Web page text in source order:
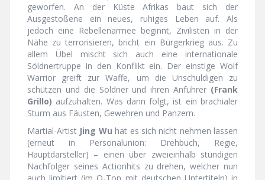
geworfen. An der Küste Afrikas baut sich der
Ausgestoßene ein neues, ruhiges Leben auf. Als
jedoch eine Rebellenarmee beginnt, Zivilisten in der
Nähe zu terrorisieren, bricht ein Bürgerkrieg aus. Zu
allem Übel mischt sich auch eine internationale
Söldnertruppe in den Konflikt ein. Der einstige Wolf
Warrior greift zur Waffe, um die Unschuldigen zu
schützen und die Söldner und ihren Anführer (Frank
Grillo) aufzuhalten. Was dann folgt, ist ein brachialer
Sturm aus Fäusten, Gewehren und Panzern.
Martial-Artist Jing Wu hat es sich nicht nehmen lassen
(erneut in Personalunion: Drehbuch, Regie,
Hauptdarsteller) – einen über zweieinhalb stündigen
Nachfolger seines Actionhits zu drehen, welcher nun
auch limitiert (im O-Ton mit deutschen Untertiteln) in